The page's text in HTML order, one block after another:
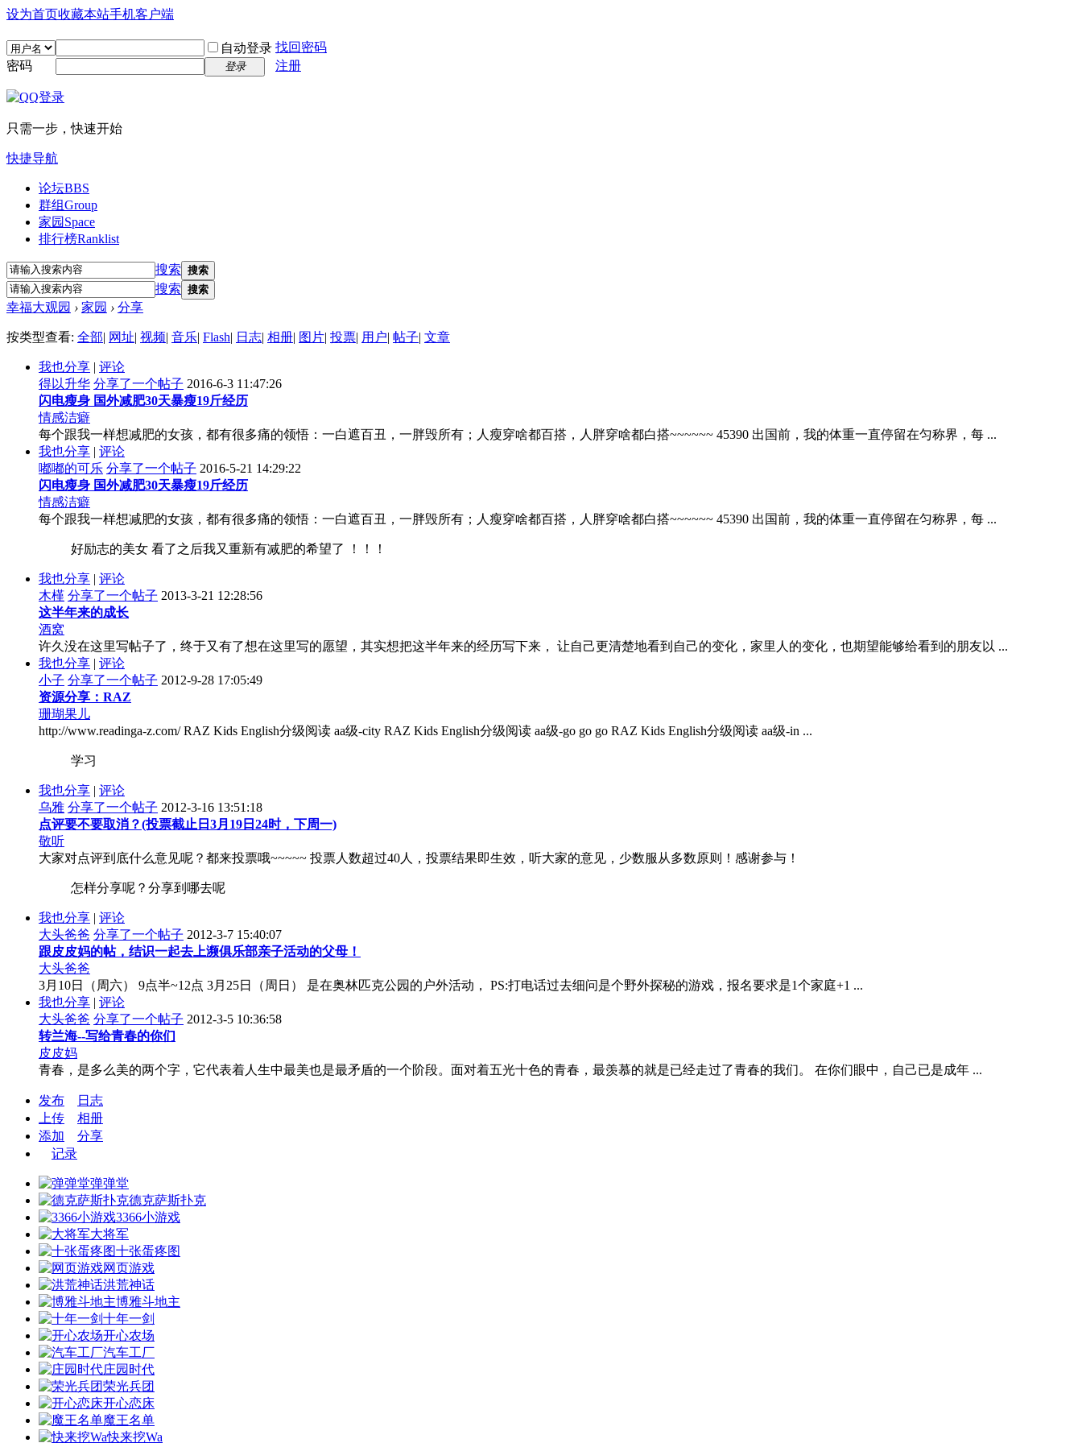
设为首页收藏本站手机客户端
自动登录 找回密码
密码
登录 注册
只需一步，快速开始
快捷导航
论坛BBS
群组Group
家园 Space
排行榜Ranklist
搜索 搜索
搜索 搜索
幸福大观园 › 家园 › 分享
按类型查看: 全部| 网址| 视频| 音乐| Flash| 日志| 相册| 图片| 投票| 用户| 帖子| 文章
我也分享 | 评论
得以升华 分享了一个帖子 2016-6-3 11:47:26
闪电瘦身 国外减肥30天暴瘦19斤经历
情感洁癖
每个跟我一样想减肥的女孩，都有很多痛的领悟：一白遮百丑，一胖毁所有；人瘦穿啥都百搭，人胖穿啥都白搭~~~~~~ 45390 出国前，我的体重一直停留在匀称界，每 ...
我也分享 | 评论
嘟嘟的可乐 分享了一个帖子 2016-5-21 14:29:22
闪电瘦身 国外减肥30天暴瘦19斤经历
情感洁癖
每个跟我一样想减肥的女孩，都有很多痛的领悟：一白遮百丑，一胖毁所有；人瘦穿啥都百搭，人胖穿啥都白搭~~~~~~ 45390 出国前，我的体重一直停留在匀称界，每 ...
好励志的美女 看了之后我又重新有减肥的希望了 ！！！
我也分享 | 评论
木槿 分享了一个帖子 2013-3-21 12:28:56
这半年来的成长
酒窝
许久没在这里写帖子了，终于又有了想在这里写的愿望，其实想把这半年来的经历写下来， 让自己更清楚地看到自己的变化，家里人的变化，也期望能够给看到的朋友以 ...
我也分享 | 评论
小子 分享了一个帖子 2012-9-28 17:05:49
资源分享：RAZ
珊瑚果儿
http://www.readinga-z.com/ RAZ Kids English分级阅读 aa级-city RAZ Kids English分级阅读 aa级-go go go RAZ Kids English分级阅读 aa级-in ...
学习
我也分享 | 评论
乌雅 分享了一个帖子 2012-3-16 13:51:18
点评要不要取消？(投票截止日3月19日24时，下周一)
敬听
大家对点评到底什么意见呢？都来投票哦~~~~~ 投票人数超过40人，投票结果即生效，听大家的意见，少数服从多数原则！感谢参与！
怎样分享呢？分享到哪去呢
我也分享 | 评论
大头爸爸 分享了一个帖子 2012-3-7 15:40:07
跟皮皮妈的帖，结识一起去上濒俱乐部亲子活动的父母！
大头爸爸
3月10日（周六） 9点半~12点 3月25日（周日） 是在奥林匹克公园的户外活动， PS:打电话过去细问是个野外探秘的游戏，报名要求是1个家庭+1 ...
我也分享 | 评论
大头爸爸 分享了一个帖子 2012-3-5 10:36:58
转兰海--写给青春的你们
皮皮妈
青春，是多么美的两个字，它代表着人生中最美也是最矛盾的一个阶段。面对着五光十色的青春，最羡慕的就是已经走过了青春的我们。 在你们眼中，自己已是成年 ...
发布
日志
上传
相册
添加
分享
记录
弹弹堂
德克萨斯扑克
3366小游戏
大将军
十张蛋疼图
网页游戏
洪荒神话
博雅斗地主
十年一剑
开心农场
汽车工厂
庄园时代
荣光兵团
开心恋床
魔王名单
快来挖Wa